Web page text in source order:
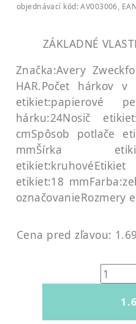
objednávací kód: AV003006,
ZÁKLADNÉ
Značka:Avery
HAR.Počet hárkov v
etikiet:papierové
hárku:24Nosič
cmSpôsob potlače
mmŠírka
etikiet:kruhové
etikiet:18 mm
označovanieRozmery
Cena pred zľavou: 1.69